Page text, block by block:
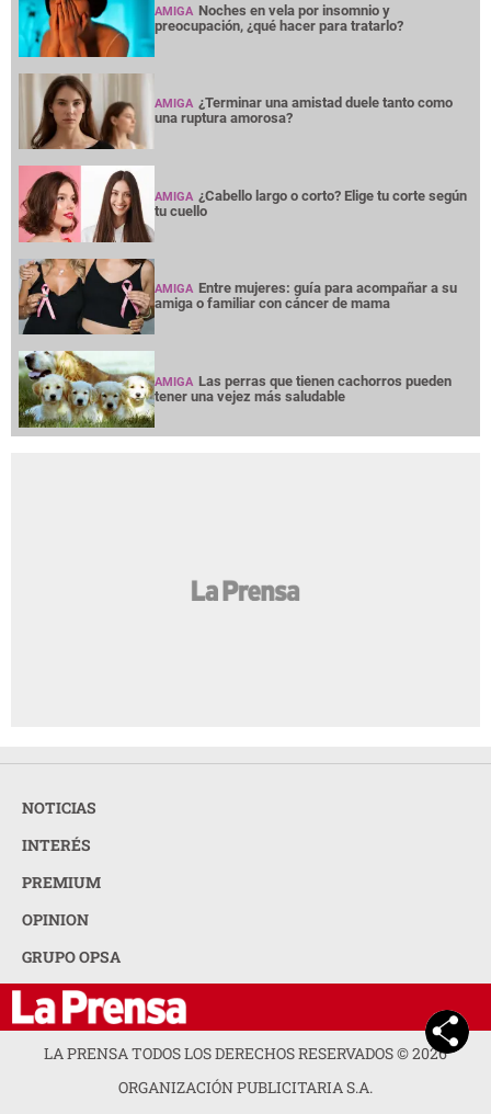
AMIGA Noches en vela por insomnio y
preocupación, ¿qué hacer para tratarlo?
AMIGA ¿Terminar una amistad duele tanto como
una ruptura amorosa?
AMIGA ¿Cabello largo o corto? Elige tu corte según
tu cuello
AMIGA Entre mujeres: guía para acompañar a su
amiga o familiar con cáncer de mama
AMIGA Las perras que tienen cachorros pueden
tener una vejez más saludable
NOTICIAS
INTERÉS
PREMIUM
OPINION
GRUPO OPSA
LA PRENSA TODOS LOS DERECHOS RESERVADOS ©2026
ORGANIZACIÓN PUBLICITARIA S.A.